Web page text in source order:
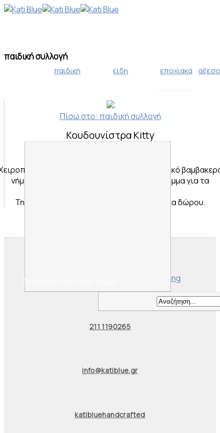
παιδική είδη
σπιτιού
εποχιακά
Το καλάθι σας είναι άδειο.
παιδική συλλογή
Πίσω στο: παιδική συλλογή
Κουδουνίστρα Kitty
πλεχτή κουδουνίστρα από ελληνικό
νήμα. Πλένεται στο πλυντήριο, στο πρόγραμμα για τα
Την παραλαμβάνετε σε όμορφη συσκευασία δώρου.
211 1190265
info@katiblue.gr
katibluehandcrafted